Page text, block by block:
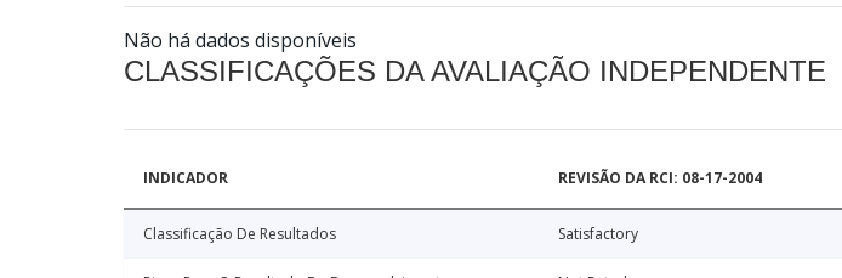
Não há dados disponíveis
CLASSIFICAÇÕES DA AVALIAÇÃO INDEPENDENTE
INDICADOR REVISÃO DA RCI: 08-17-2004
Classificação De Resultados Satisfactory